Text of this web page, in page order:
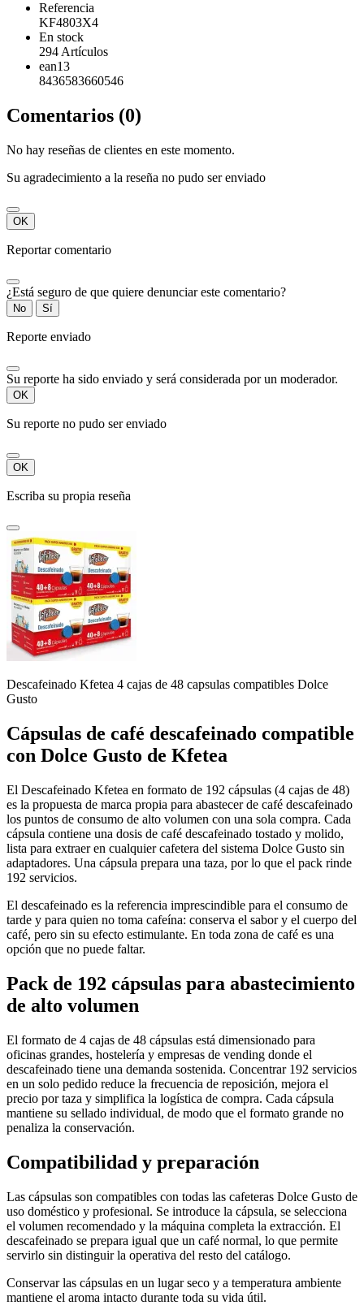
Referencia
KF4803X4
En stock
294 Artículos
ean13
8436583660546
Comentarios (0)
No hay reseñas de clientes en este momento.
Su agradecimiento a la reseña no pudo ser enviado
OK
Reportar comentario
¿Está seguro de que quiere denunciar este comentario?
No Sí
Reporte enviado
Su reporte ha sido enviado y será considerada por un moderador.
OK
Su reporte no pudo ser enviado
OK
Escriba su propia reseña
Descafeinado Kfetea 4 cajas de 48 capsulas compatibles Dolce
Gusto
Cápsulas de café descafeinado compatible
con Dolce Gusto de Kfetea
El Descafeinado Kfetea en formato de 192 cápsulas (4 cajas de 48)
es la propuesta de marca propia para abastecer de café descafeinado
los puntos de consumo de alto volumen con una sola compra. Cada
cápsula contiene una dosis de café descafeinado tostado y molido,
lista para extraer en cualquier cafetera del sistema Dolce Gusto sin
adaptadores. Una cápsula prepara una taza, por lo que el pack rinde
192 servicios.
El descafeinado es la referencia imprescindible para el consumo de
tarde y para quien no toma cafeína: conserva el sabor y el cuerpo del
café, pero sin su efecto estimulante. En toda zona de café es una
opción que no puede faltar.
Pack de 192 cápsulas para abastecimiento
de alto volumen
El formato de 4 cajas de 48 cápsulas está dimensionado para
oficinas grandes, hostelería y empresas de vending donde el
descafeinado tiene una demanda sostenida. Concentrar 192 servicios
en un solo pedido reduce la frecuencia de reposición, mejora el
precio por taza y simplifica la logística de compra. Cada cápsula
mantiene su sellado individual, de modo que el formato grande no
penaliza la conservación.
Compatibilidad y preparación
Las cápsulas son compatibles con todas las cafeteras Dolce Gusto de
uso doméstico y profesional. Se introduce la cápsula, se selecciona
el volumen recomendado y la máquina completa la extracción. El
descafeinado se prepara igual que un café normal, lo que permite
servirlo sin distinguir la operativa del resto del catálogo.
Conservar las cápsulas en un lugar seco y a temperatura ambiente
mantiene el aroma intacto durante toda su vida útil.